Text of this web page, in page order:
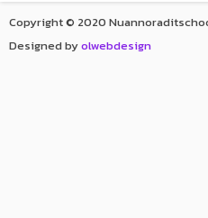
Copyright © 2020
Designed byolwebdesign